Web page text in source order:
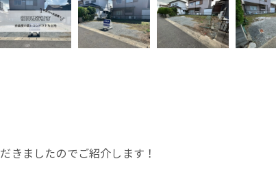
きましたのでご紹介します！